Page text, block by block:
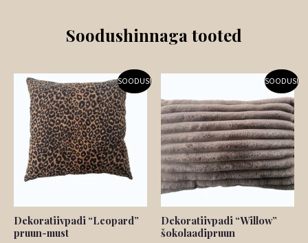
Soodushinnaga tooted
SOODUS!
Dekoratiivpadi “Leopard”
pruun-must
Algne
hind
oli:
19,90 €.
Praegune
hind
on:
14,90 €.
SOODUS!
Dekoratiivpadi “Willow”
šokolaadipruun
oli:
13,20 €.
on:
11,88 €.